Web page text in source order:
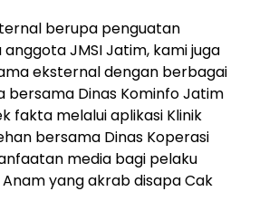
berupa penguatan
JMSI Jatim, kami juga
eksternal dengan berbagai
bersama Dinas Kominfo Jatim
fakta melalui aplikasi Klinik
bersama Dinas Koperasi
media bagi pelaku
Anam yang akrab disapa Cak